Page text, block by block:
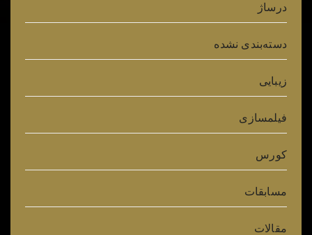
درساژ
دسته‌بندی نشده
زیبایی
فیلمسازی
کورس
مسابقات
مقالات